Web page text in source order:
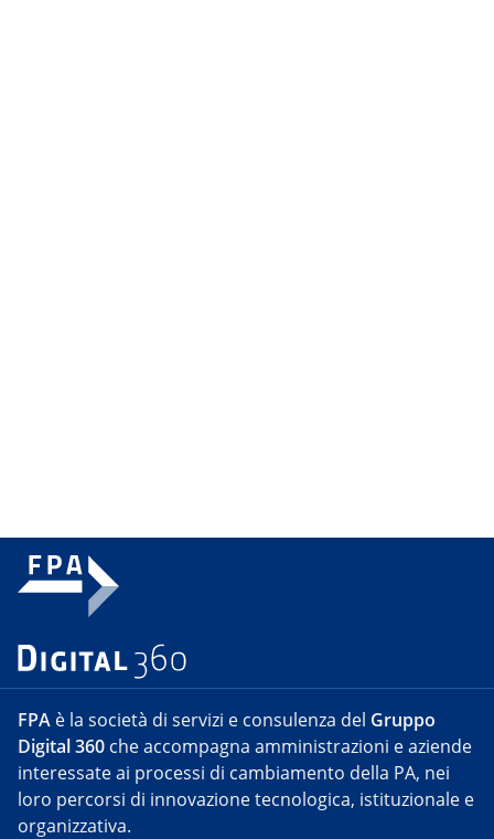
FPA è la società di servizi e consulenza del Gruppo
Digital 360 che accompagna amministrazioni e aziende
interessate ai processi di cambiamento della PA, nei
loro percorsi di innovazione tecnologica, istituzionale e
organizzativa.